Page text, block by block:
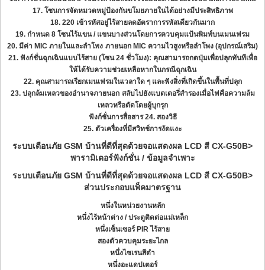
17. โซนการจัดหมวดหมู่ป้องกันขโมยภายในได้อย่างมีประสิทธิภาพ
18. 220 เข้ารหัสอยู่ไร้สายลดอัตราการรหัสเดียวกันมาก
19. กำหนด 8 โซนไร้แขน / แขนบางส่วนโดยการควบคุมแป้นพิมพ์บนเมนเฟรม
20. มีค่า MIC ภายในและลำโพง ภายนอก MIC ความไวสูงหรือลำโพง (อุปกรณ์เสริม)
21. ฟังก์ชั่นฉุกเฉินแบบไร้สาย (โซน 24 ชั่วโมง): คุณสามารถกดปุ่มเพื่อปลุกทันทีเพื่อ
ให้ได้รับความช่วยเหลือหากในกรณีฉุกเฉิน
22. คุณสามารถเรียกเมนเฟรมในเวลาใด ๆ และฟังสิ่งที่เกิดขึ้นในพื้นที่ปลุก
23. ปลุกล้มเหลวของอำนาจภายนอก สลับไปยังแบตเตอรี่สำรองเมื่อไฟคือความล้ม
เหลวหรือตัดโดยผู้บุกรุก
ฟังก์ชั่นการสื่อสาร 24. สองวิธี
25. ตัวเครื่องที่มีสวิทช์การงัดแงะ
ระบบเตือนภัย GSM บ้านที่ดีที่สุดด้วยจอแสดงผล LCD สี CX-G50B>
พารามิเตอร์ฟังก์ชั่น / ข้อมูลจำเพาะ
ระบบเตือนภัย GSM บ้านที่ดีที่สุดด้วยจอแสดงผล LCD สี CX-G50B>
ส่วนประกอบแพ็คมาตรฐาน
หนึ่งในหน่วยงานหลัก
หนึ่งไร้หน้าต่าง / ประตูติดต่อแม่เหล็ก
หนึ่งเซ็นเซอร์ PIR ไร้สาย
สองตัวควบคุมระยะไกล
หนึ่งไซเรนสีดำ
หนึ่งอะแดปเตอร์